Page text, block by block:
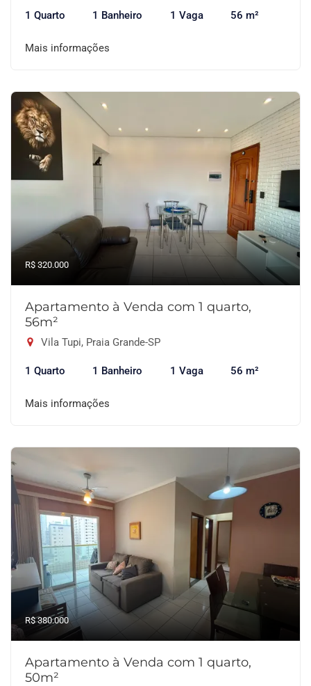
1 Quarto 1 Banheiro 1 Vaga 56 m²
Mais informações
R$ 320.000
Apartamento à Venda com 1 quarto,
56m²
Vila Tupi, Praia Grande-SP
1 Quarto 1 Banheiro 1 Vaga 56 m²
Mais informações
R$ 380.000
Apartamento à Venda com 1 quarto,
50m²